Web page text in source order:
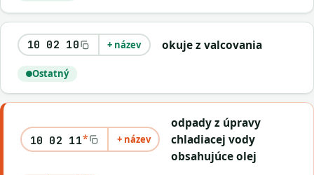
10 02 10 + název okuje z valcovania
Ostatný
10 02 11* + název
odpady z úpravy
chladiacej vody
obsahujúce olej